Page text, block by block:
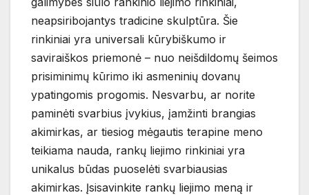
neapsiribojantys tradicine skulptūra. Šie
rinkiniai yra universali kūrybiškumo ir
saviraiškos priemonė – nuo neišdildomų šeimos
prisiminimų kūrimo iki asmeninių dovanų
ypatingomis progomis. Nesvarbu, ar norite
paminėti svarbius įvykius, įamžinti brangias
akimirkas, ar tiesiog mėgautis terapine meno
teikiama nauda, rankų liejimo rinkiniai yra
unikalus būdas puoselėti svarbiausias
akimirkas. Įsisavinkite rankų liejimo meną ir